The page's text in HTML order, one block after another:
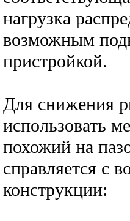
нагрузка
возможным
пристройкой.
Для снижения
использовать
похожий на
справляется с
конструкции: